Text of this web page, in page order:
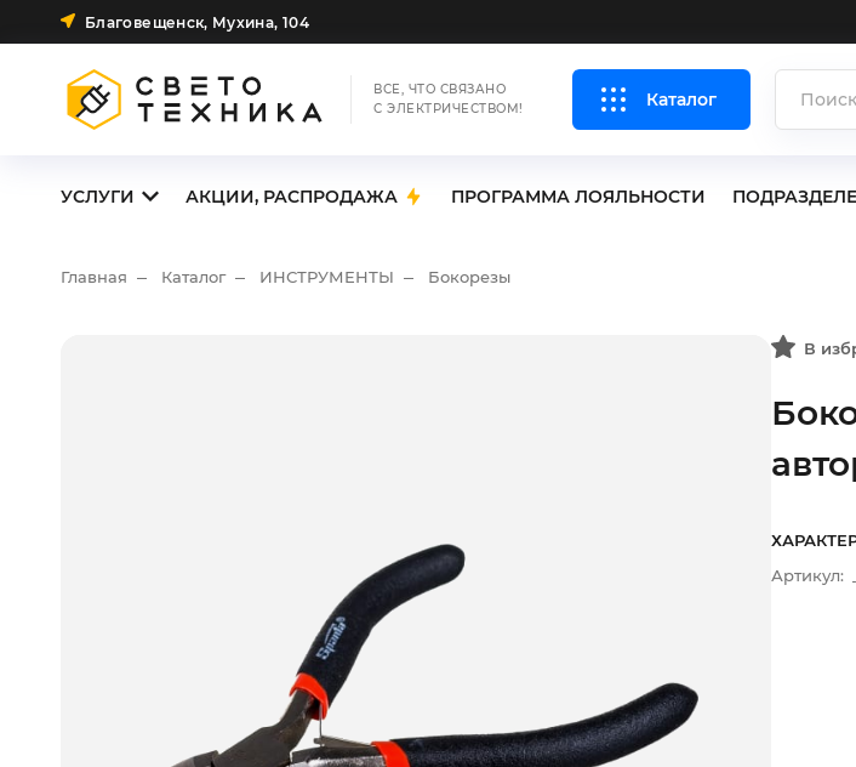
Благовещенск, Мухина, 104
ВСЕ, ЧТО СВЯЗАНО
С ЭЛЕКТРИЧЕСТВОМ!
Каталог
УСЛУГИ АКЦИИ, РАСПРОДАЖА ПРОГРАММА ЛОЯЛЬНОСТИ
Главная Каталог ИНСТРУМЕНТЫ Бокорезы
В
Артикул: